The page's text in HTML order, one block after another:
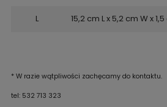
L 15,2 cm L x 5,2 cm W x
* W razie wątpliwości zachęcamy do kontaktu.
tel: 532 713 323